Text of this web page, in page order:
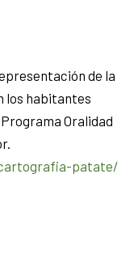
de la
los habitantes
Oralidad
patate/